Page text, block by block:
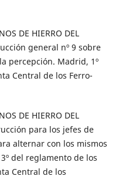
DE HIERRO DEL
general nº 9 sobre
percepción. Madrid, 1º
Central de los Ferro-
DE HIERRO DEL
para los jefes de
alternar con los mismos
del reglamento de los
Central de los